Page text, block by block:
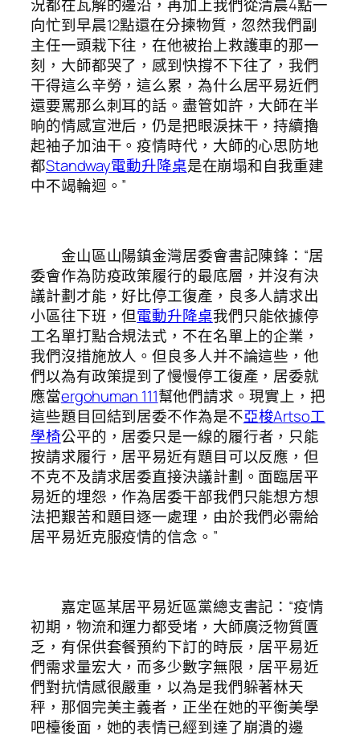
況都在瓦解的邊沿，再加上我們從清晨4點一
向忙到早晨12點還在分揀物質，忽然我們副
主任一頭栽下往，在他被抬上救護車的那一
刻，大師都哭了，感到快撐不下往了，我們
干得這么辛勞，這么累，為什么居平易近們
還要罵那么刺耳的話。盡管如許，大師在半
晌的情感宣泄后，仍是把眼淚抹干，持續擼
起袖子加油干。疫情時代，大師的心思防地
都Standway電動升降桌是在崩塌和自我重建
中不竭輪迴。”
金山區山陽鎮金灣居委會書記陳鋒：“居
委會作為防疫政策履行的最底層，并沒有決
議計劃才能，好比停工復產，良多人請求出
小區往下班，但電動升降桌我們只能依據停
工名單打點合規法式，不在名單上的企業，
我們沒措施放人。但良多人并不論這些，他
們以為有政策提到了慢慢停工復產，居委就
應當ergohuman 111幫他們請求。現實上，把
這些題目回結到居委不作為是不亞梭Artso工
學椅公平的，居委只是一線的履行者，只能
按請求履行，居平易近有題目可以反應，但
不克不及請求居委直接決議計劃。面臨居平
易近的埋怨，作為居委干部我們只能想方想
法把艱苦和題目逐一處理，由於我們必需給
居平易近克服疫情的信念。”
嘉定區某居平易近區黨總支書記：“疫情
初期，物流和運力都受堵，大師廣泛物質匱
乏，有保供套餐預約下訂的時辰，居平易近
們需求量宏大，而多少數字無限，居平易近
們對抗情感很嚴重，以為是我們躲著林天
秤，那個完美主義者，正坐在她的平衡美學
吧檯後面，她的表情已經到達了崩潰的邊